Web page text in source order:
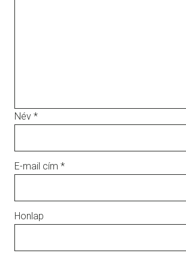
Név *
E-mail cím *
Honlap